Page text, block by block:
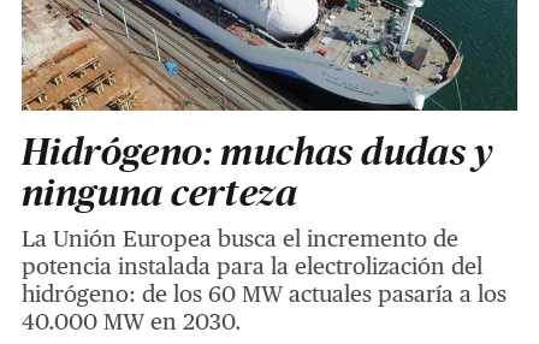
Hidrógeno: muchas dudas y
ninguna certeza
La Unión Europea busca el incremento de
potencia instalada para la electrolización del
hidrógeno: de los 60 MW actuales pasaría a los
40.000 MW en 2030.